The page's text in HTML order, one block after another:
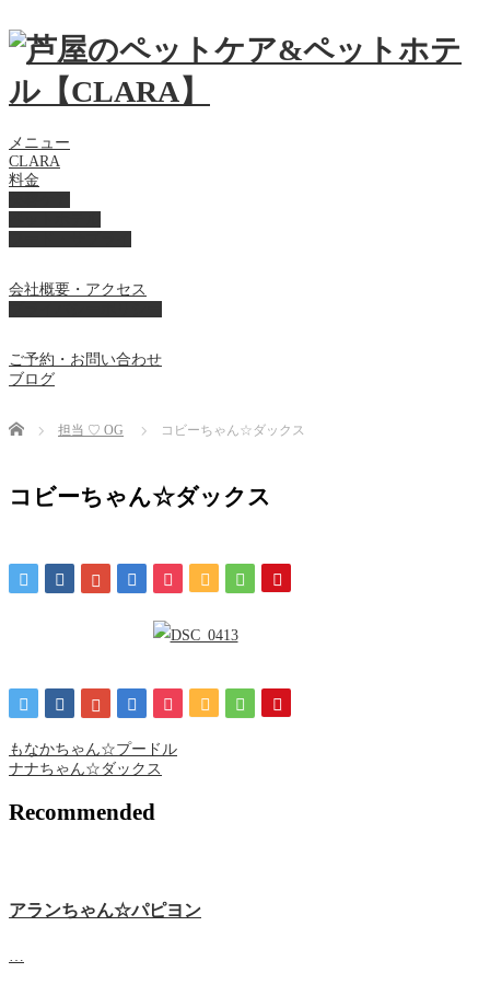
メニュー
CLARA
料金
会社概要・アクセス
ご予約・お問い合わせ
ブログ
Home 担当 ♡ OG コビーちゃん☆ダックス
コビーちゃん☆ダックス
もなかちゃん☆プードル
ナナちゃん☆ダックス
Recommended
アランちゃん☆パピヨン